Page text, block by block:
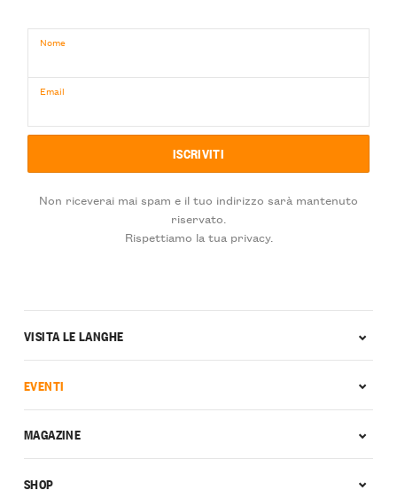
Nome
Email
Non riceverai mai spam e il tuo indirizzo sarà mantenuto
riservato.
Rispettiamo la tua privacy.
VISITA LE LANGHE
EVENTI
MAGAZINE
SHOP